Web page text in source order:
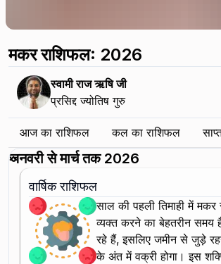
मकर राशिफल: 2026
स्वामी राज ऋषि जी
प्रसिद्द ज्योतिष गुरु
आज का राशिफल कल का राशिफल
जनवरी से मार्च तक 2026
वार्षिक राशिफल
साल की पहली तिमाही में
व्यक्त करने का बेहतरीन समय
रहे हैं, इसलिए जमीन से जुड़े
के अंत में वक्री होगा। इस